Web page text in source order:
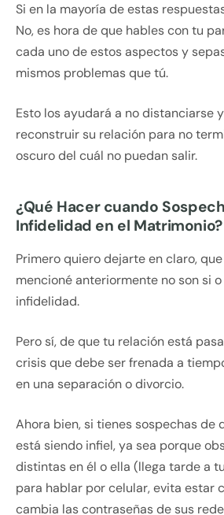
Si en la mayoría de estas
No, es hora de que hables con tu
cada uno de estos aspectos y
mismos problemas que tú.
Esto los ayudará a no distanciarse
reconstruir su relación para no
oscuro del cuál no puedan salir.
¿Qué Hacer cuando
Infidelidad en el Matrimonio?
Primero quiero dejarte en claro,
mencioné anteriormente no son si
infidelidad.
Pero sí, de que tu relación está
crisis que debe ser frenada a
en una separación o divorcio.
Ahora bien, si tienes sospechas de
está siendo infiel, ya sea porque
distintas en él o ella (llega tarde a
para hablar por celular, evita estar
cambia las contraseñas de sus